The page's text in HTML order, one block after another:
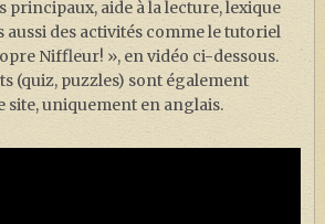
principaux, aide à la lecture, lexique
aussi des activités comme le tutoriel
Niffleur! », en vidéo ci-dessous.
(quiz, puzzles) sont également
site, uniquement en anglais.